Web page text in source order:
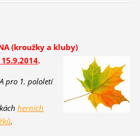
(kroužky a kluby)
.
pro 1. pololetí
herních
.